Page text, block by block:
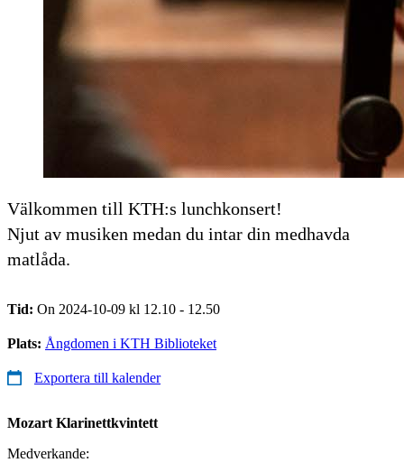
Välkommen till KTH:s lunchkonsert!
Njut av musiken medan du intar din medhavda
matlåda.
Tid: On 2024-10-09 kl 12.10 - 12.50
Plats: Ångdomen i KTH Biblioteket
Exportera till kalender
Mozart Klarinettkvintett
Medverkande: